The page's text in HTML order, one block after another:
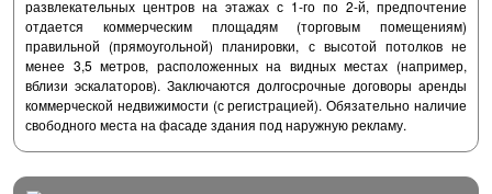
развлекательных центров на этажах с 1-го по 2-й, предпочтение
отдается коммерческим площадям (торговым помещениям)
правильной (прямоугольной) планировки, с высотой потолков не
менее 3,5 метров, расположенных на видных местах (например,
вблизи эскалаторов). Заключаются долгосрочные договоры аренды
коммерческой недвижимости (с регистрацией). Обязательно наличие
свободного места на фасаде здания под наружную рекламу.